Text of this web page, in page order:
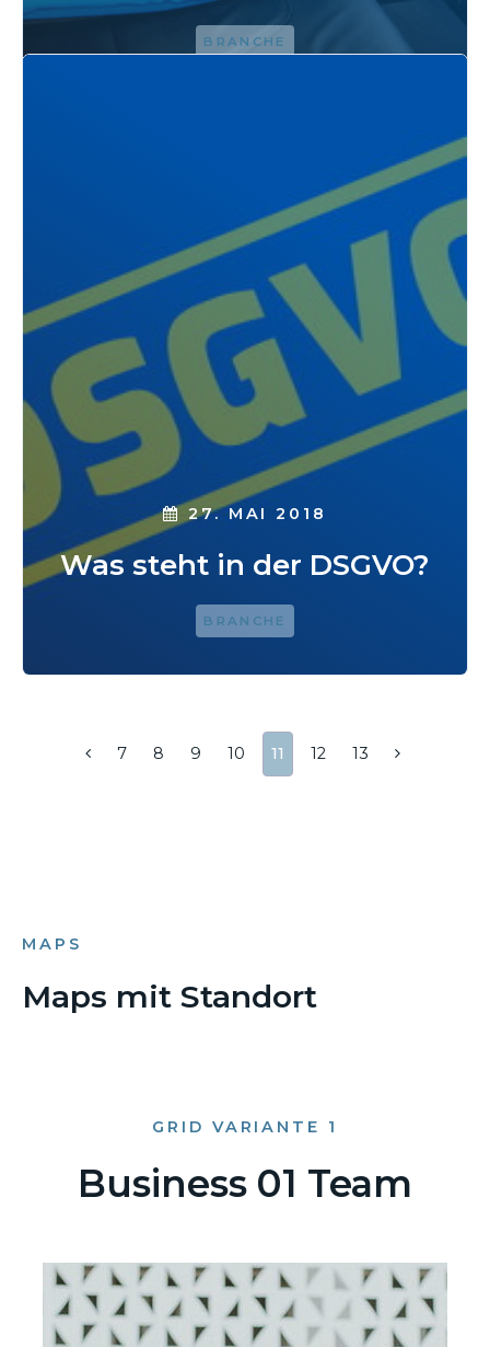
BRANCHE
27. MAI 2018
Was steht in der DSGVO?
BRANCHE
7 8 9 10 11 12 13
MAPS
Maps mit Standort
GRID VARIANTE 1
Business 01 Team